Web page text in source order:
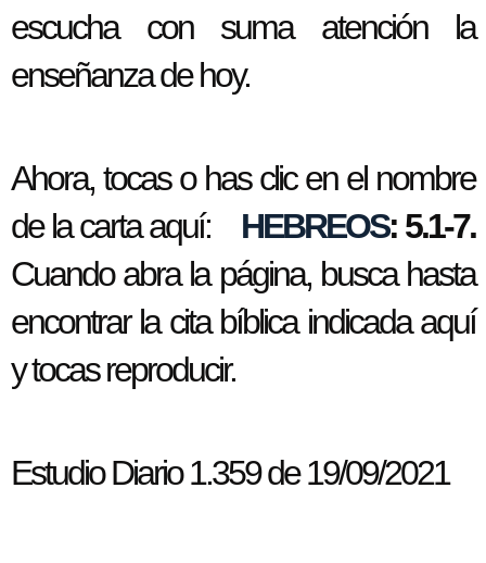
escucha con suma atención la
enseñanza de hoy.
Ahora, tocas o has clic en el nombre
de la carta aquí: HEBREOS: 5.1-7.
Cuando abra la página, busca hasta
encontrar la cita bíblica indicada aquí
y tocas reproducir.
Estudio Diario 1.359 de 19/09/2021